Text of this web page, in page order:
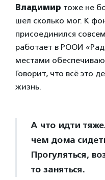
Владимир тоже не
шел сколько мог. К
присоединился
работает в РООИ
местами
Говорит, что всё это
жизнь.
А что идти
чем дома
Прогуляться,
то заняться.